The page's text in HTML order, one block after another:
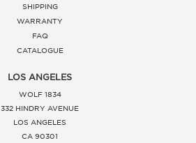
SHIPPING
WARRANTY
FAQ
CATALOGUE
LOS ANGELES
WOLF 1834
332 HINDRY AVENUE
LOS ANGELES
CA 90301